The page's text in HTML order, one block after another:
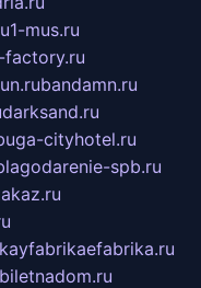
1-mus.ru
factory.ru
bandamn.ru
darksand.ru
cityhotel.ru
spb.ru
biletnadom.ru